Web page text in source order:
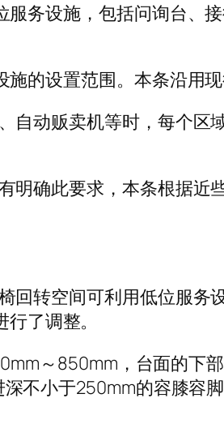
务设施，包括问询台、
的设置范围。本条沿用现
动贩卖机等时，每个区
确此要求，本条根据近
回转空间可利用低位服
了调整。
～850mm，台面的下
不小于250mm的容膝容脚